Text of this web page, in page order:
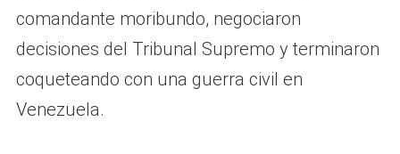
comandante moribundo, negociaron
decisiones del Tribunal Supremo y terminaron
coqueteando con una guerra civil en
Venezuela.